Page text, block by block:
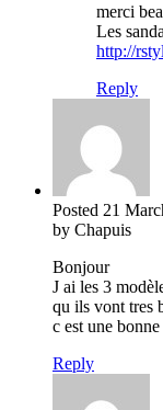
merci
Les
http://
Reply
Posted 21
by Chapuis
Bonjour
J ai les 3
qu ils vont tres
c est une
Reply